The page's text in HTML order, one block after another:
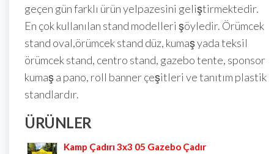
geçen gün farklı ürün yelpazesini geliştirmektedir.
En çok kullanılan stand modelleri şöyledir. Örümcek
stand oval,örümcek stand düz, kumaş yada teksil
örümcek stand, centro stand, gazebo tente, sponsor
kumaş a pano, roll banner çeşitleri ve tanıtım plastik
standlardır.
ÜRÜNLER
Kamp Çadırı 3x3 05 Gazebo Çadır